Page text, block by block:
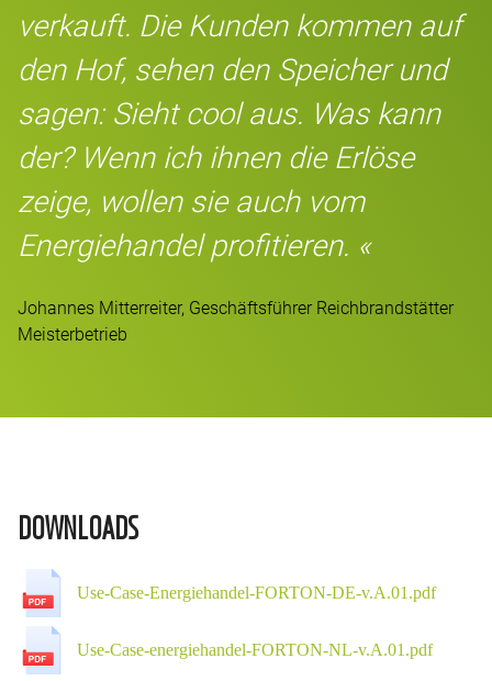
verkauft. Die Kunden kommen auf
den Hof, sehen den Speicher und
sagen: Sieht cool aus. Was kann
der? Wenn ich ihnen die Erlöse
zeige, wollen sie auch vom
Energiehandel profitieren. «
Johannes Mitterreiter, Geschäftsführer Reichbrandstätter
Meisterbetrieb
DOWNLOADS
Use-Case-Energiehandel-FORTON-DE-v.A.01.pdf
Use-Case-energiehandel-FORTON-NL-v.A.01.pdf